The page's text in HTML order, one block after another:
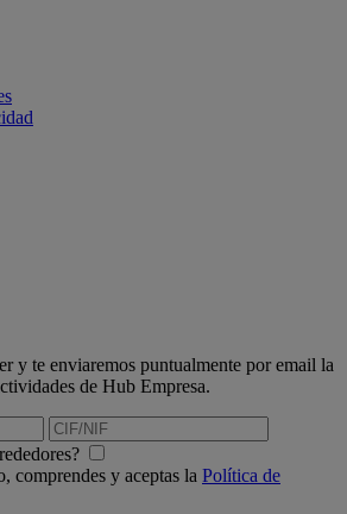
y te enviaremos puntualmente por email la
de Hub Empresa.
comprendes y aceptas la Política de